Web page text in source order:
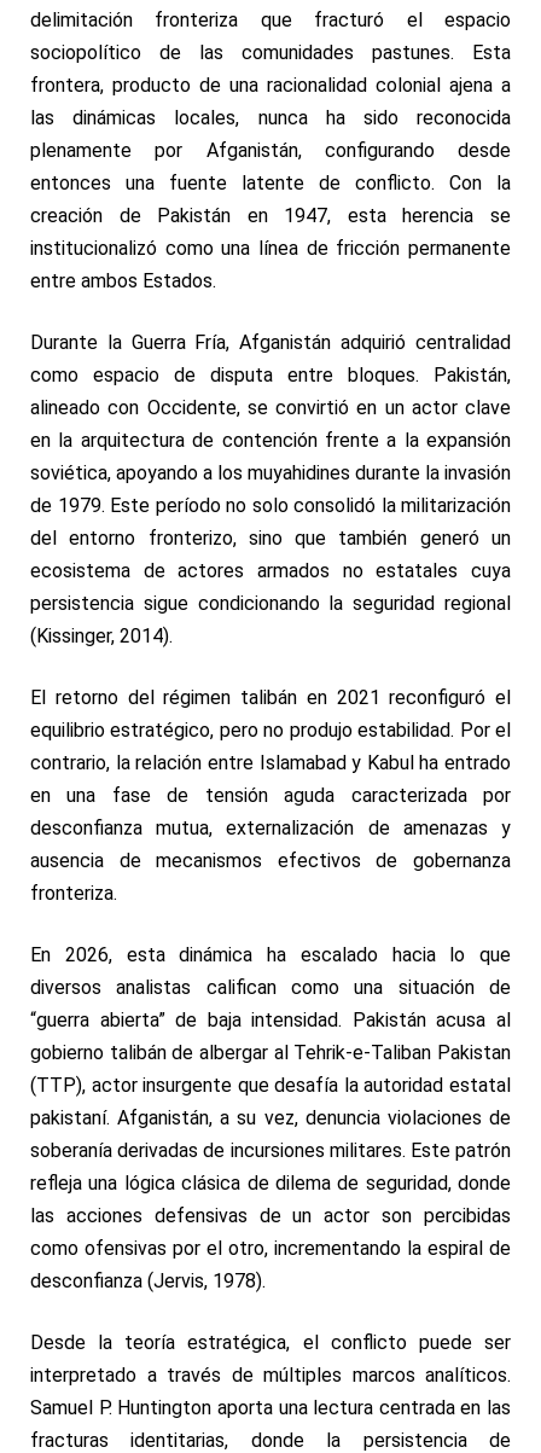
delimitación fronteriza que fracturó el espacio
sociopolítico de las comunidades pastunes. Esta
frontera, producto de una racionalidad colonial ajena a
las dinámicas locales, nunca ha sido reconocida
plenamente por Afganistán, configurando desde
entonces una fuente latente de conflicto. Con la
creación de Pakistán en 1947, esta herencia se
institucionalizó como una línea de fricción permanente
entre ambos Estados.
Durante la Guerra Fría, Afganistán adquirió centralidad
como espacio de disputa entre bloques. Pakistán,
alineado con Occidente, se convirtió en un actor clave
en la arquitectura de contención frente a la expansión
soviética, apoyando a los muyahidines durante la invasión
de 1979. Este período no solo consolidó la militarización
del entorno fronterizo, sino que también generó un
ecosistema de actores armados no estatales cuya
persistencia sigue condicionando la seguridad regional
(Kissinger, 2014).
El retorno del régimen talibán en 2021 reconfiguró el
equilibrio estratégico, pero no produjo estabilidad. Por el
contrario, la relación entre Islamabad y Kabul ha entrado
en una fase de tensión aguda caracterizada por
desconfianza mutua, externalización de amenazas y
ausencia de mecanismos efectivos de gobernanza
fronteriza.
En 2026, esta dinámica ha escalado hacia lo que
diversos analistas califican como una situación de
“guerra abierta” de baja intensidad. Pakistán acusa al
gobierno talibán de albergar al Tehrik-e-Taliban Pakistan
(TTP), actor insurgente que desafía la autoridad estatal
pakistaní. Afganistán, a su vez, denuncia violaciones de
soberanía derivadas de incursiones militares. Este patrón
refleja una lógica clásica de dilema de seguridad, donde
las acciones defensivas de un actor son percibidas
como ofensivas por el otro, incrementando la espiral de
desconfianza (Jervis, 1978).
Desde la teoría estratégica, el conflicto puede ser
interpretado a través de múltiples marcos analíticos.
Samuel P. Huntington aporta una lectura centrada en las
fracturas identitarias, donde la persistencia de